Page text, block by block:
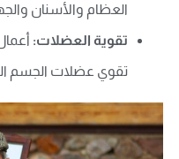
العظام والأسنان
تقوية العضلات:
تقوي عضلات الجسم